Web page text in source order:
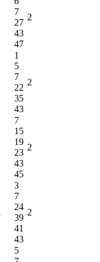
7
27
43
47
2
1
5
7
22
35
43
2
7
15
19
23
43
45
2
3
7
24
39
41
43
2
5